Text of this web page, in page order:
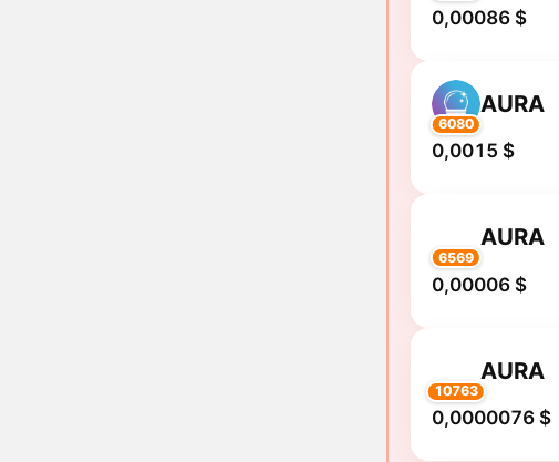
0,00086 $
6080
AURA
0,0015 $
6569
AURA
0,00006 $
10763
AURA
0,0000076 $